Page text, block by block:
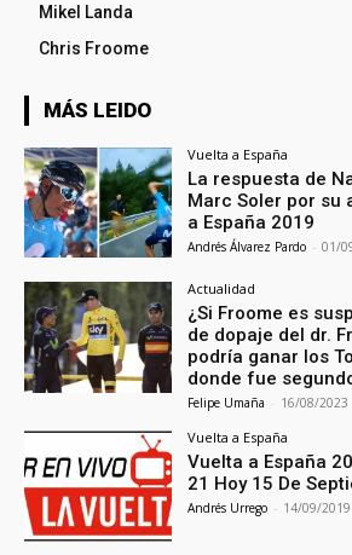
Mikel Landa
Chris Froome
MÁS LEIDO
Vuelta a España
La respuesta de
Marc Soler por su
a España 2019
Andrés Álvarez Pardo - 01/
Actualidad
¿Si Froome es
de dopaje del dr.
podría ganar los
donde fue
Felipe Umaña - 16/08/2023
Vuelta a España
Vuelta a España
21 Hoy 15 De
Andrés Urrego - 14/09/2019